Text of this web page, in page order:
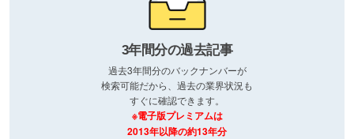
3年間分の過去記事
過去3年間分のバックナンバーが
検索可能だから、過去の業界状況も
すぐに確認できます。
※電子版プレミアムは
2013年以降の約13年分